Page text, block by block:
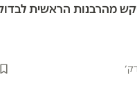
מהרבנות הראשית